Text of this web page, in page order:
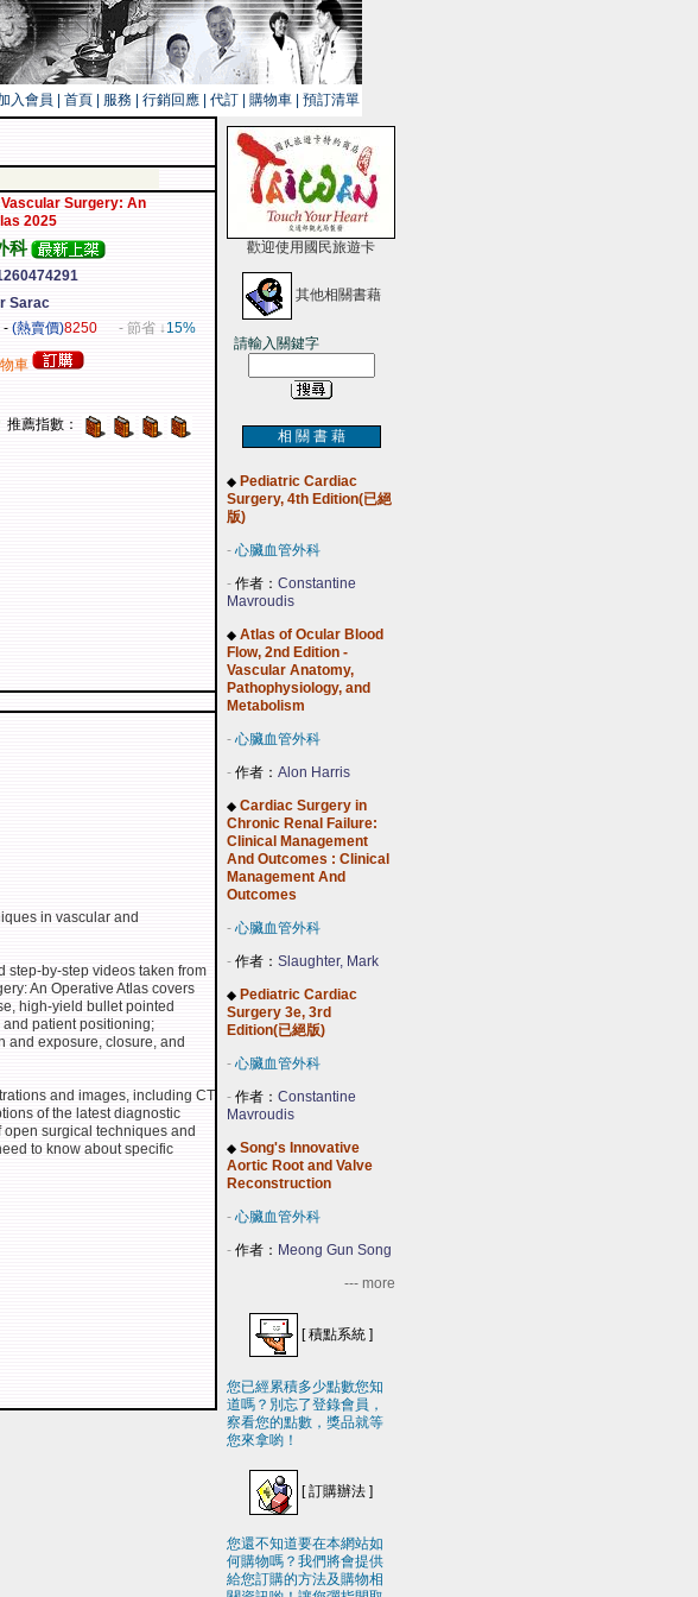
入會員 首頁 服務 行銷回應 代訂 購物車 預訂清單
Surgery: An
2025
科
Sarac
(熱賣價)8250 - 節省 ↓15%
車
推薦指數：
in vascular and
step-by-step videos taken from
An Operative Atlas covers
high-yield bullet pointed
patient positioning;
and exposure, closure, and
and images, including CT
of the latest diagnostic
surgical techniques and
to know about specific
歡迎使用國民旅遊卡
其他相關書藉
請輸入關鍵字
相 關 書 藉
◆ Pediatric Cardiac
Surgery, 4th Edition(已絕
版)
- 心臟血管外科
- 作者： Constantine
Mavroudis
◆ Atlas of Ocular Blood
Flow, 2nd Edition -
Vascular Anatomy,
Pathophysiology, and
Metabolism
- 心臟血管外科
- 作者： Alon Harris
◆ Cardiac Surgery in
Chronic Renal Failure:
Clinical Management
And Outcomes : Clinical
Management And
Outcomes
- 心臟血管外科
- 作者： Slaughter, Mark
◆ Pediatric Cardiac
Surgery 3e, 3rd
Edition(已絕版)
- 心臟血管外科
- 作者： Constantine
Mavroudis
◆ Song's Innovative
Aortic Root and Valve
Reconstruction
- 心臟血管外科
- 作者： Meong Gun Song
--- more
[積點系統 ]
您已經累積多少點數您知
道嗎？別忘了登錄會員，
察看您的點數，獎品就等
您來拿喲！
[訂購辦法 ]
您還不知道要在本網站如
何購物嗎？我們將會提供
給您訂購的方法及購物相